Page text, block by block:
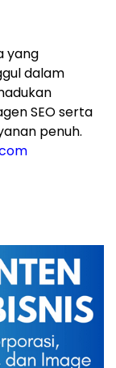
yang
dalam
SEO serta
penuh.